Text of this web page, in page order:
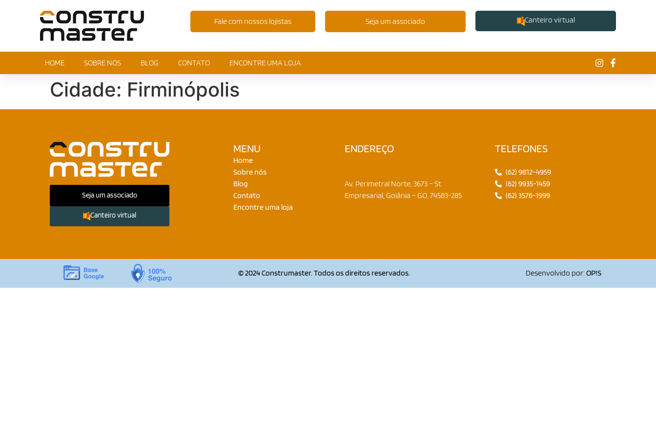
Fale com nossos lojistas Seja um associado Canteiro virtual
HOME SOBRE NÓS BLOG CONTATO ENCONTRE UMA LOJA
Cidade: Firminópolis
Seja um associado
Canteiro virtual
MENU
Home
Sobre nós
Blog
Contato
Encontre uma loja
ENDEREÇO
Av. Perimetral Norte, 3673 – St.
Empresarial, Goiânia – GO, 74583-285
TELEFONES
(62) 9812-4959
(62) 9935-1459
(62) 3576-1999
© 2024 Construmaster. Todos os direitos reservados. Desenvolvido por: OP!S